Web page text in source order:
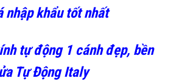
nhập khẩu tốt nhất
tự động 1 cánh đẹp, bền
Tự Động Italy